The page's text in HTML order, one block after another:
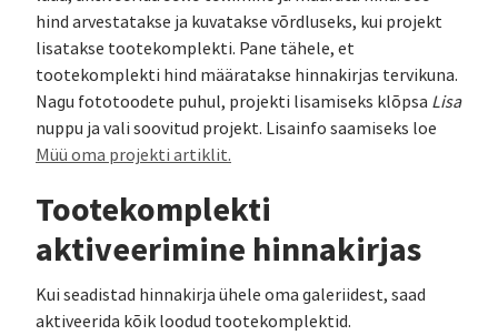
hind arvestatakse ja kuvatakse võrdluseks, kui projekt
lisatakse tootekomplekti. Pane tähele, et
tootekomplekti hind määratakse hinnakirjas tervikuna.
Nagu fototoodete puhul, projekti lisamiseks klõpsa Lisa
nuppu ja vali soovitud projekt. Lisainfo saamiseks loe
Müü oma projekti artiklit.
Tootekomplekti
aktiveerimine hinnakirjas
Kui seadistad hinnakirja ühele oma galeriidest, saad
aktiveerida kõik loodud tootekomplektid.